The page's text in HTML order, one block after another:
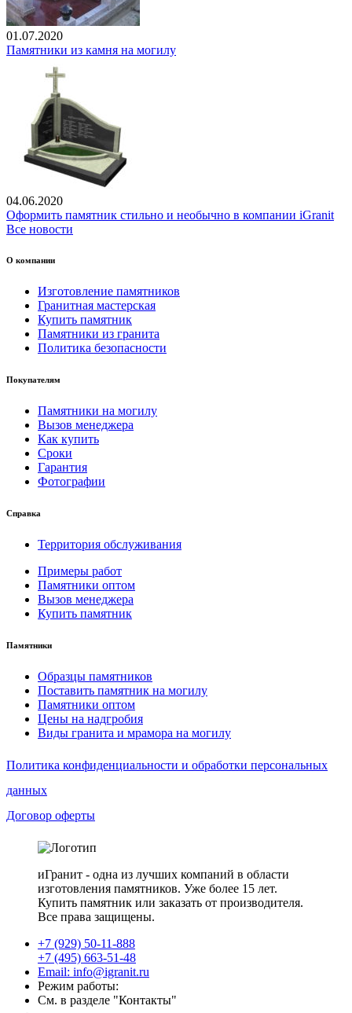
01.07.2020
Памятники из камня на могилу
04.06.2020
Оформить памятник стильно и необычно в компании iGranit
Все новости
О компании
Изготовление памятников
Гранитная мастерская
Купить памятник
Памятники из гранита
Политика безопасности
Покупателям
Памятники на могилу
Вызов менеджера
Как купить
Сроки
Гарантия
Фотографии
Справка
Территория обслуживания
Примеры работ
Памятники оптом
Вызов менеджера
Купить памятник
Памятники
Образцы памятников
Поставить памятник на могилу
Памятники оптом
Цены на надгробия
Виды гранита и мрамора на могилу
Политика конфиденциальности и обработки персональных
данных
Договор оферты
иГранит - одна из лучших компаний в области
изготовления памятников. Уже более 15 лет.
Купить памятник или заказать от производителя.
Все права защищены.
+7 (929) 50-11-888
+7 (495) 663-51-48
Email: info@igranit.ru
Режим работы:
См. в разделе "Контакты"